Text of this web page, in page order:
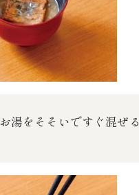
お湯をそそいですぐ混ぜる